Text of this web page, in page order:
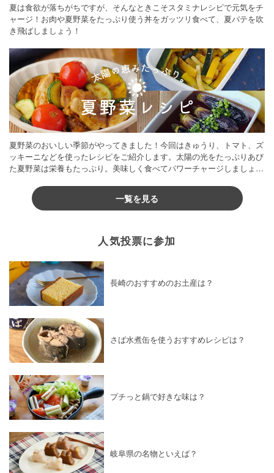
夏は食欲が落ちがちですが、そんなときこそスタミナレシピで元気をチ
ャージ！お肉や夏野菜をたっぷり使う丼をガッツリ食べて、夏バテを吹
き飛ばしましょう！
夏野菜のおいしい季節がやってきました！今回はきゅうり、トマト、ズ
ッキーニなどを使ったレシピをご紹介します。太陽の光をたっぷりあび
た夏野菜は栄養もたっぷり。美味しく食べてパワーチャージしましょう
一覧を見る
人気投票に参加
長崎のおすすめのお土産は？
さば水煮缶を使うおすすめレシピは？
プチっと鍋で好きな味は？
岐阜県の名物といえば？